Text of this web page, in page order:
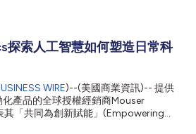
索人工智慧如何塑造日常科
WIRE)--(美國商業資訊)-- 提供
產品的全球授權經銷商Mouser
其「共同為創新賦能」(Empowering